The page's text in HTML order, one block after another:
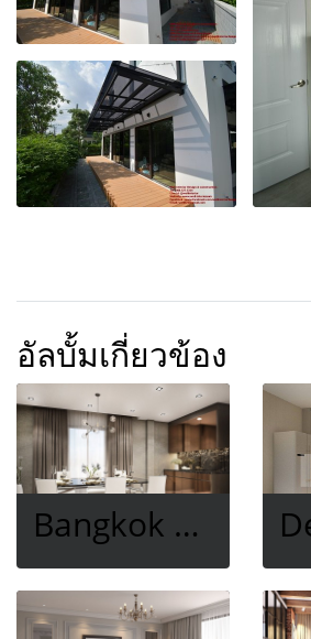
อัลบั้มเกี่ยวข้อง
Bangkok boulevard แจ้งวัฒนะ